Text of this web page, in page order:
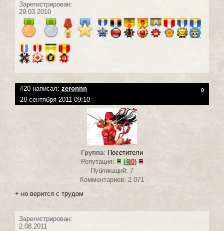
Зарегистрирован:
29.03.2010
#20 написал: zeronnn 0
28 сентября 2011 09:10
Группа: Посетители
Репутация:
(4| 0)
Публикаций: 7
Комментариев: 2 071
+ но верится с трудом
Зарегистрирован:
2.08.2011